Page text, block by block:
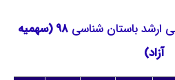
ارشد باستان‌ شناسی
۹۸ (سهمیه
آزاد)